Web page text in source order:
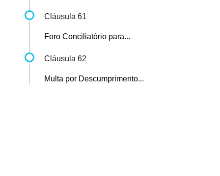
Cláusula 61
Foro Conciliatório para...
Cláusula 62
Multa por Descumprimento...